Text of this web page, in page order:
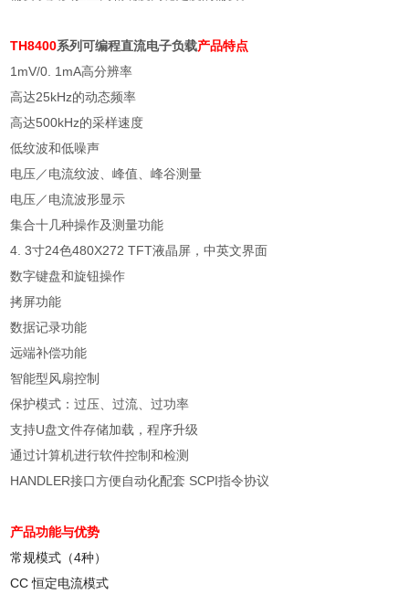
TH8400系列可编程直流电子负载产品特点
1mV/0. 1mA高分辨率
高达25kHz的动态频率
高达500kHz的采样速度
低纹波和低噪声
电压／电流纹波、峰值、峰谷测量
电压／电流波形显示
集合十几种操作及测量功能
4. 3寸24色480X272 TFT液晶屏，中英文界面
数字键盘和旋钮操作
拷屏功能
数据记录功能
远端补偿功能
智能型风扇控制
保护模式：过压、过流、过功率
支持U盘文件存储加载，程序升级
通过计算机进行软件控制和检测
HANDLER接口方便自动化配套 SCPI指令协议
产品功能与优势
常规模式（4种）
CC恒定电流模式